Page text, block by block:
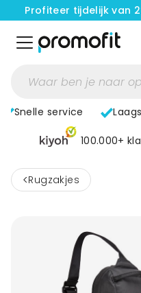
Profiteer tijdelijk van
Snelle service
100.000+
< Rugzakjes